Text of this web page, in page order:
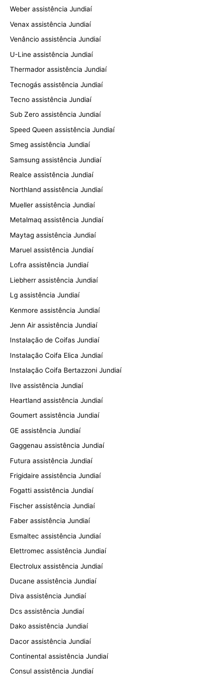
Weber assistência Jundiaí
Venax assistência Jundiaí
Venâncio assistência Jundiaí
U-Line assistência Jundiaí
Thermador assistência Jundiaí
Tecnogás assistência Jundiaí
Tecno assistência Jundiaí
Sub Zero assistência Jundiaí
Speed Queen assistência Jundiaí
Smeg assistência Jundiaí
Samsung assistência Jundiaí
Realce assistência Jundiaí
Northland assistência Jundiaí
Mueller assistência Jundiaí
Metalmaq assistência Jundiaí
Maytag assistência Jundiaí
Maruel assistência Jundiaí
Lofra assistência Jundiaí
Liebherr assistência Jundiaí
Lg assistência Jundiaí
Kenmore assistência Jundiaí
Jenn Air assistência Jundiaí
Instalação de Coifas Jundiaí
Instalação Coifa Elica Jundiaí
Instalação Coifa Bertazzoni Jundiaí
Ilve assistência Jundiaí
Heartland assistência Jundiaí
Goumert assistência Jundiaí
GE assistência Jundiaí
Gaggenau assistência Jundiaí
Futura assistência Jundiaí
Frigidaire assistência Jundiaí
Fogatti assistência Jundiaí
Fischer assistência Jundiaí
Faber assistência Jundiaí
Esmaltec assistência Jundiaí
Elettromec assistência Jundiaí
Electrolux assistência Jundiaí
Ducane assistência Jundiaí
Diva assistência Jundiaí
Dcs assistência Jundiaí
Dako assistência Jundiaí
Dacor assistência Jundiaí
Continental assistência Jundiaí
Consul assistência Jundiaí